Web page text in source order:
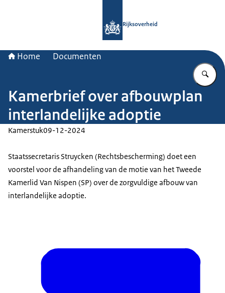
Rijksoverheid
Home Documenten
Kamerbrief over afbouwplan
interlandelijke adoptie
Kamerstuk09-12-2024
Staatssecretaris Struycken (Rechtsbescherming) doet een
voorstel voor de afhandeling van de motie van het Tweede
Kamerlid Van Nispen (SP) over de zorgvuldige afbouw van
interlandelijke adoptie.